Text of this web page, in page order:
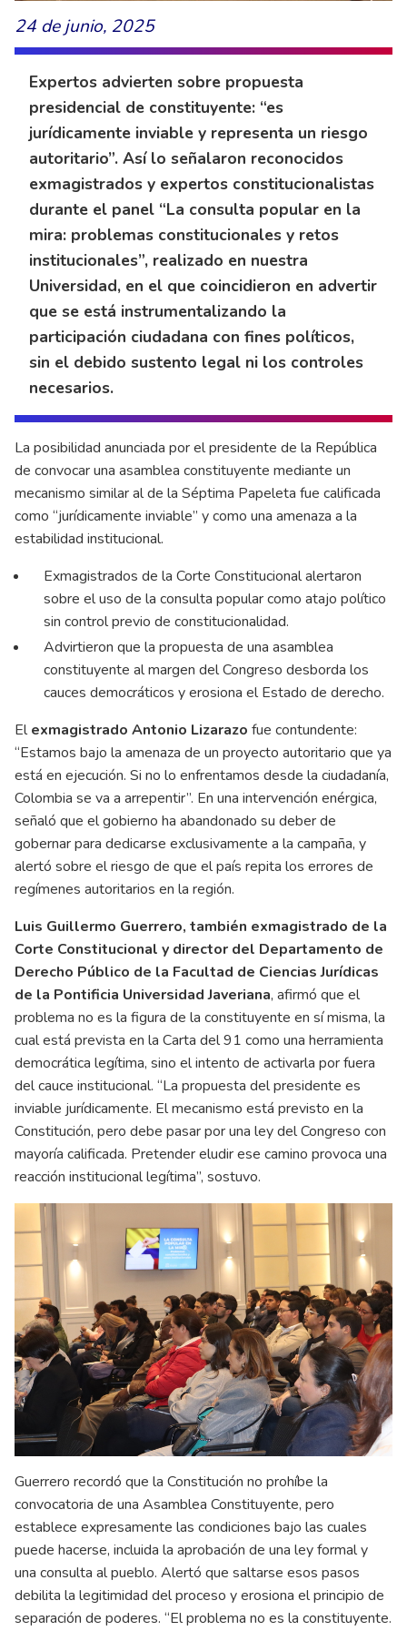
24 de junio, 2025
Expertos advierten sobre propuesta
presidencial de constituyente: “es
jurídicamente inviable y representa un riesgo
autoritario”. Así lo señalaron reconocidos
exmagistrados y expertos constitucionalistas
durante el panel “La consulta popular en la
mira: problemas constitucionales y retos
institucionales”, realizado en nuestra
Universidad, en el que coincidieron en advertir
que se está instrumentalizando la
participación ciudadana con fines políticos,
sin el debido sustento legal ni los controles
necesarios.
La posibilidad anunciada por el presidente de la República
de convocar una asamblea constituyente mediante un
mecanismo similar al de la Séptima Papeleta fue calificada
como “jurídicamente inviable” y como una amenaza a la
estabilidad institucional.
Exmagistrados de la Corte Constitucional alertaron
sobre el uso de la consulta popular como atajo político
sin control previo de constitucionalidad.
Advirtieron que la propuesta de una asamblea
constituyente al margen del Congreso desborda los
cauces democráticos y erosiona el Estado de derecho.
Elexmagistrado Antonio Lizarazo fue contundente:
“Estamos bajo la amenaza de un proyecto autoritario que ya
está en ejecución. Si no lo enfrentamos desde la ciudadanía,
Colombia se va a arrepentir”. En una intervención enérgica,
señaló que el gobierno ha abandonado su deber de
gobernar para dedicarse exclusivamente a la campaña, y
alertó sobre el riesgo de que el país repita los errores de
regímenes autoritarios en la región.
Luis Guillermo Guerrero, también exmagistrado de la
Corte Constitucional y director del Departamento de
Derecho Público de la Facultad de Ciencias Jurídicas
de la Pontificia Universidad Javeriana, afirmó que el
problema no es la figura de la constituyente en sí misma, la
cual está prevista en la Carta del 91 como una herramienta
democrática legítima, sino el intento de activarla por fuera
del cauce institucional. “La propuesta del presidente es
inviable jurídicamente. El mecanismo está previsto en la
Constitución, pero debe pasar por una ley del Congreso con
mayoría calificada. Pretender eludir ese camino provoca una
reacción institucional legítima”, sostuvo.
Guerrero recordó que la Constitución no prohíbe la
convocatoria de una Asamblea Constituyente, pero
establece expresamente las condiciones bajo las cuales
puede hacerse, incluida la aprobación de una ley formal y
una consulta al pueblo. Alertó que saltarse esos pasos
debilita la legitimidad del proceso y erosiona el principio de
separación de poderes. “El problema no es la constituyente.